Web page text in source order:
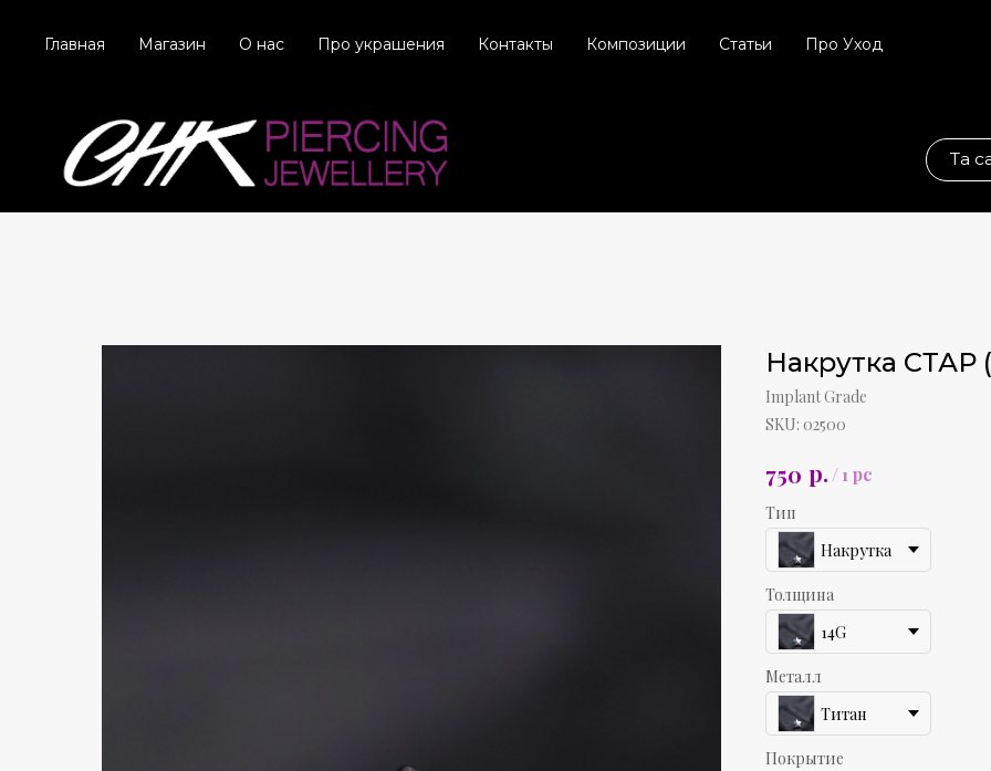
Главная Магазин О нас Про украшения Контакты Композиции Статьи Про Уход
Та самая соц.
Накрутка СТАР
Implant Grade
SKU: 02500
750 р./1 pc
Тип
Накрутка
Толщина
14G
Металл
Титан
Покрытие